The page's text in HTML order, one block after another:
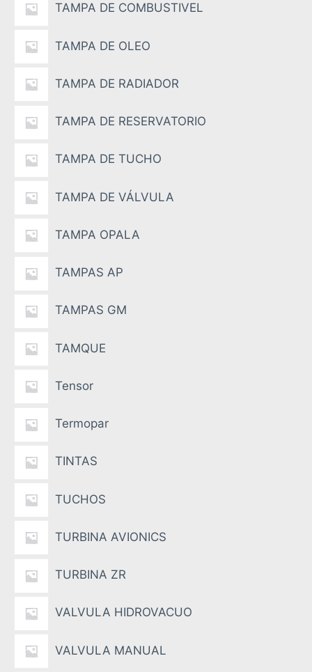
TAMPA DE COMBUSTIVEL
TAMPA DE OLEO
TAMPA DE RADIADOR
TAMPA DE RESERVATORIO
TAMPA DE TUCHO
TAMPA DE VÁLVULA
TAMPA OPALA
TAMPAS AP
TAMPAS GM
TAMQUE
Tensor
Termopar
TINTAS
TUCHOS
TURBINA AVIONICS
TURBINA ZR
VALVULA HIDROVACUO
VALVULA MANUAL